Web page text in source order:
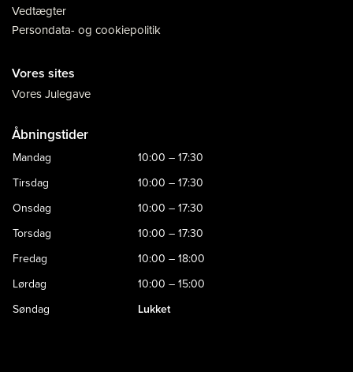
Vedtægter
Persondata- og cookiepolitik
Vores sites
Vores Julegave
Åbningstider
Mandag
10:00 – 17:30
Tirsdag
10:00 – 17:30
Onsdag
10:00 – 17:30
Torsdag
10:00 – 17:30
Fredag
10:00 – 18:00
Lørdag
10:00 – 15:00
Søndag
Lukket